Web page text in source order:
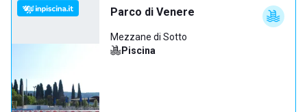
Parco di Venere
Mezzane di Sotto
Piscina